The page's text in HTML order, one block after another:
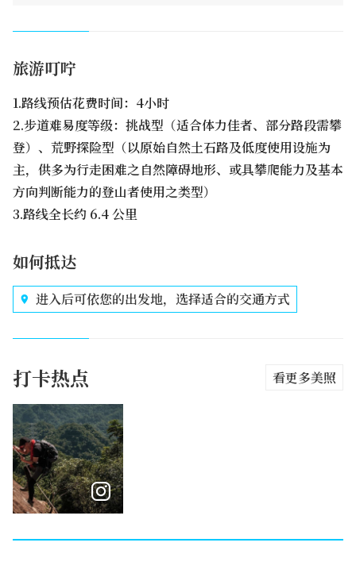
旅游叮咛
1.路线预估花费时间：4小时
2.步道难易度等级：挑战型（适合体力佳者、部分路段需攀
登）、荒野探险型（以原始自然土石路及低度使用设施为
主，供多为行走困难之自然障碍地形、或具攀爬能力及基本
方向判断能力的登山者使用之类型）
3.路线全长约 6.4 公里
如何抵达
进入后可依您的出发地，选择适合的交通方式
打卡热点 看更多美照